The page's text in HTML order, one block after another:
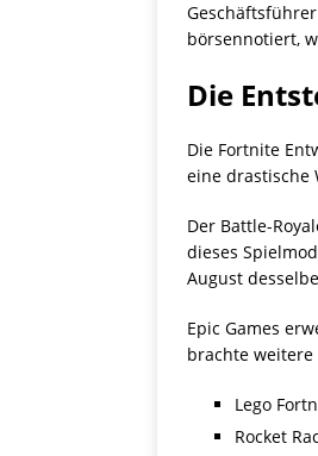
börsennotiert,
Die
Die Fortnite
eine drastische
Der Battle-
dieses
August
Epic Games
brachte
Lego
Rocket